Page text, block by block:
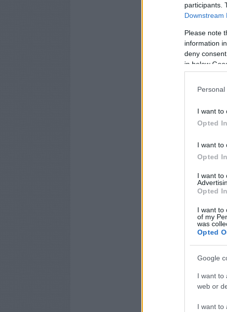
participants.
Downstream
Please note
information
deny
in below
I want to
Opted In
I want to
Opted In
I want to
Opted In
I want to
of my
was
Opted
Google
I want to
web or
I want to